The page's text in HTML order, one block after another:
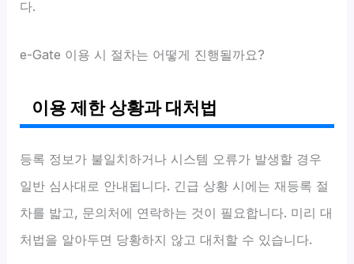
다.
e-Gate 이용 시 절차는 어떻게 진행될까요?
이용 제한 상황과 대처법
등록 정보가 불일치하거나 시스템 오류가 발생할 경우
일반 심사대로 안내됩니다. 긴급 상황 시에는 재등록 절
차를 밟고, 문의처에 연락하는 것이 필요합니다. 미리 대
처법을 알아두면 당황하지 않고 대처할 수 있습니다.